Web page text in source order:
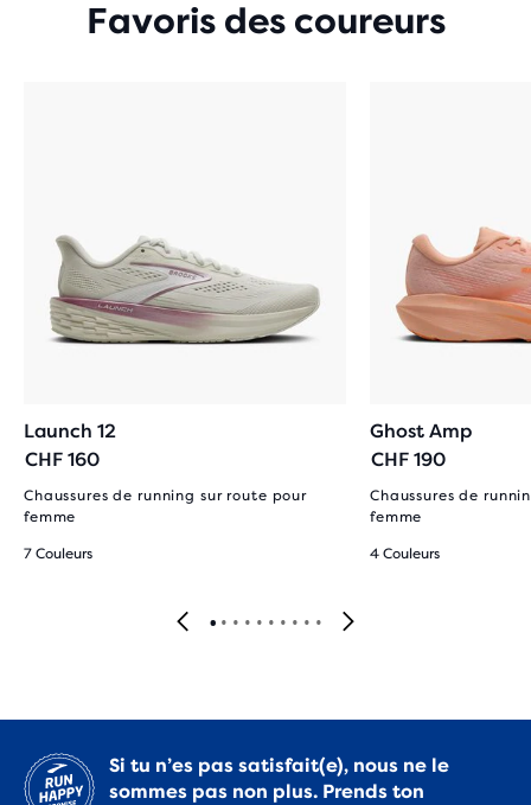
Favoris des coureurs
Launch 12
CHF 160
Chaussures de running sur route pour
femme
7 Couleurs
Ghost Amp
CHF 190
Chaussures de
femme
4 Couleurs
Si tu n’es pas satisfait(e), nous ne le
sommes pas non plus. Prends ton